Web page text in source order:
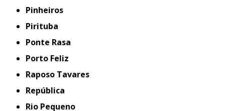
Pinheiros
Pirituba
Ponte Rasa
Porto Feliz
Raposo Tavares
República
Rio Pequeno